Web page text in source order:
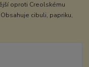
oproti Creolskému
cibuli, papriku,